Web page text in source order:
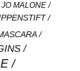
JO MALONE